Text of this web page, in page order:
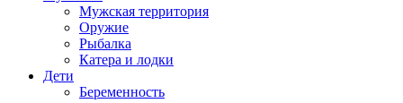
Мужская территория
Оружие
Рыбалка
Катера и лодки
Дети
Беременность